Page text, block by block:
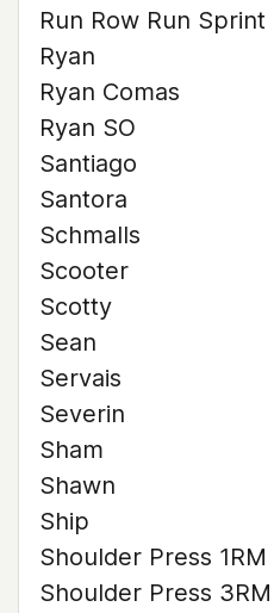
Run Row Run Sprint
Ryan
Ryan Comas
Ryan SO
Santiago
Santora
Schmalls
Scooter
Scotty
Sean
Servais
Severin
Sham
Shawn
Ship
Shoulder Press 1RM
Shoulder Press 3RM